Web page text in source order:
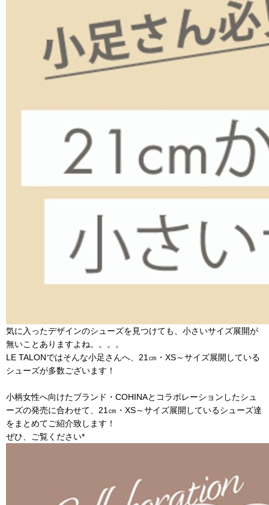
気に入ったデザインのシューズを見つけても、小さいサイズ展開が
無いことありますよね。。。。
LE TALONではそんな小足さんへ、21㎝・XS～サイズ展開している
シューズが多数ございます！
小柄女性へ向けたブランド・COHINAとコラボレーションしたシュ
ーズの発売に合わせて、21㎝・XS～サイズ展開しているシューズ達
をまとめてご紹介致します！
ぜひ、ご覧ください*